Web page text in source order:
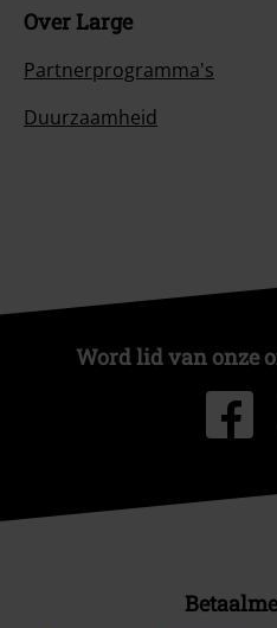
Over Large
Partnerprogramma's
Duurzaamheid
Word lid van onze